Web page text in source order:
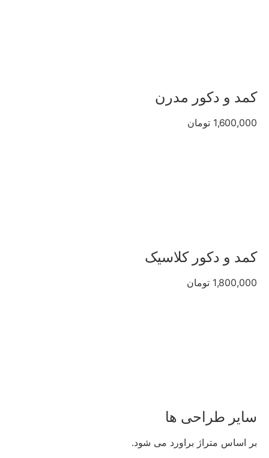
کمد و دکور مدرن
1,600,000 تومان
کمد و دکور کلاسیک
1,800,000 تومان
سایر طراحی ها
بر اساس متراژ براورد می شود.